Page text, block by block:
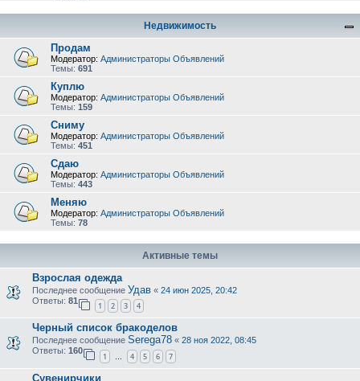
Недвижимость
Продам
Модератор: Администраторы Объявлений
Темы: 691
Куплю
Модератор: Администраторы Объявлений
Темы: 159
Сниму
Модератор: Администраторы Объявлений
Темы: 451
Сдаю
Модератор: Администраторы Объявлений
Темы: 443
Меняю
Модератор: Администраторы Объявлений
Темы: 78
Активные темы
Взрослая одежда
Последнее сообщение Удав « 24 июн 2025, 20:42
Ответы: 81
1 2 3 4
Черный список бракоделов
Последнее сообщение Serega78 « 28 ноя 2022, 08:45
Ответы: 160
1 … 4 5 6 7
Сувенирчики